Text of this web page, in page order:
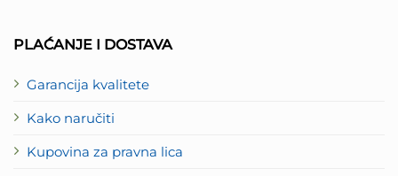
PLAĆANJE I DOSTAVA
Garancija kvalitete
Kako naručiti
Kupovina za pravna lica